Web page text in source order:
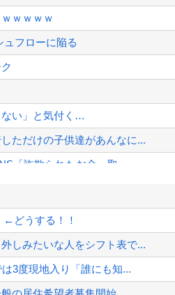
ｗｗｗｗ
ュフローに陥る
い」と気付く…
ただけの子供達があんなに...
「詐欺られたお金、取...
う気？
追跡中に衝突！...
トになってる……」と衝撃...
が飛び交う。1週間ぶり...
←どうする！！
しみたいな人をシフト表で...
3度現地入り「誰にも知...